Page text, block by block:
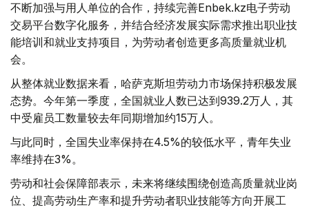
不断加强与用人单位的合作，持续完善Enbek.kz电子劳动
交易平台数字化服务，并结合经济发展实际需求推出职业技
能培训和就业支持项目，为劳动者创造更多高质量就业机
会。
从整体就业数据来看，哈萨克斯坦劳动力市场保持积极发展
态势。今年第一季度，全国就业人数已达到939.2万人，其
中受雇员工数量较去年同期增加约15万人。
与此同时，全国失业率保持在4.5%的较低水平，青年失业
率维持在3%。
劳动和社会保障部表示，未来将继续围绕创造高质量就业岗
位、提高劳动生产率和提升劳动者职业技能等方向开展工